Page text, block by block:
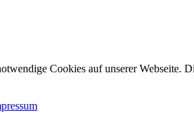
Cookies auf unserer Webseite.